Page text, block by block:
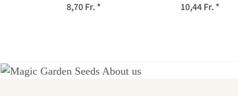
samenfeste
Einsteiger-Saatgutset
8,70 Fr.* 10,44 Fr.*